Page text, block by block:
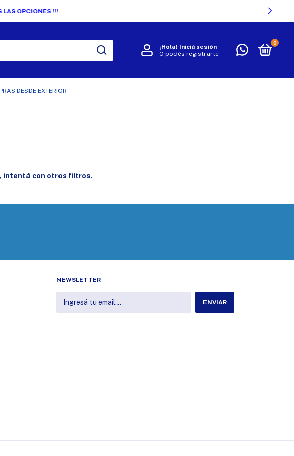
OPCIONES !!!
¡Hola! Iniciá sesión
O podés registrarte
0
DESDE EXTERIOR
intentá con otros filtros.
NEWSLETTER